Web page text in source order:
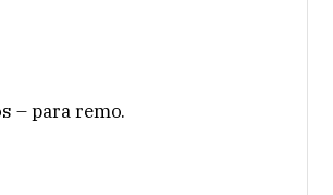
– para remo.